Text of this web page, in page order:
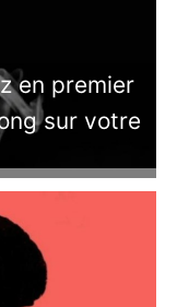
en premier
sur votre